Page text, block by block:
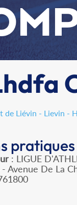
de Liévin - Lievin -
pratiques
: LIGUE
Avenue De La